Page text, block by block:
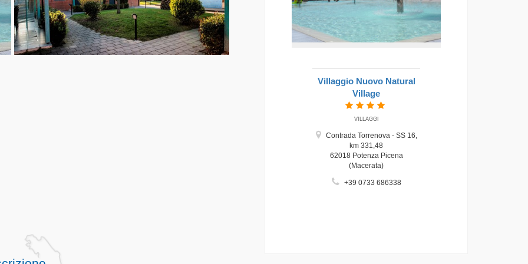
Villaggio Nuovo Natural
Village
VILLAGGI
Contrada Torrenova - SS 16,
km 331,48
62018 Potenza Picena
(Macerata)
+39 0733 686338